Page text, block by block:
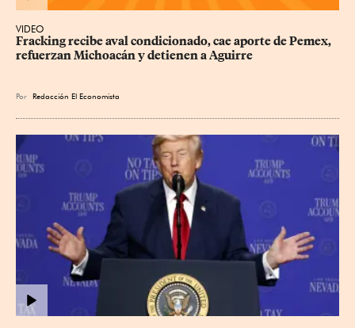
VIDEO
Fracking recibe aval condicionado, cae aporte de Pemex,
refuerzan Michoacán y detienen a Aguirre
Por Redacción El Economista